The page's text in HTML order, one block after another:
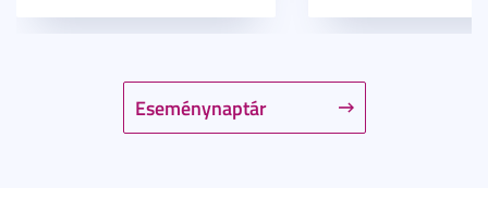
Eseménynaptár